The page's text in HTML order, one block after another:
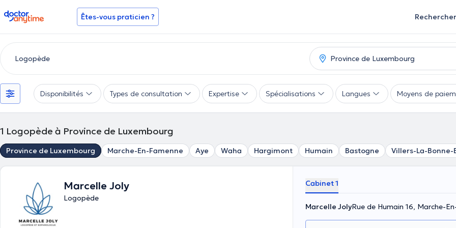
doctoranytime Êtes-vous praticien ? Rechercher
Disponibilités Types de consultation Expertise Spécialisations Langues Moyens de
1 Logopède à Province de Luxembourg
Province de Luxembourg Marche-En-Famenne Aye Waha Hargimont Humain Bastogne Villers-La-Bonne-
Marcelle Joly
Logopède
Cabinet 1
Marcelle JolyRue de Humain 16, Marche-